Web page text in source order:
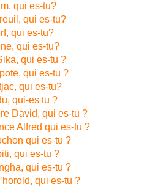
qui es-tu?
qui es-tu?
qui es-tu?
qui es-tu?
qui es-tu ?
qui es-tu ?
qui es-tu?
qui-es tu ?
David, qui es-tu ?
Alfred qui es-tu ?
qui es-tu ?
qui es-tu ?
qui es-tu ?
qui es-tu ?